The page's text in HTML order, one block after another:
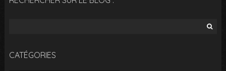
CATÉGORIES